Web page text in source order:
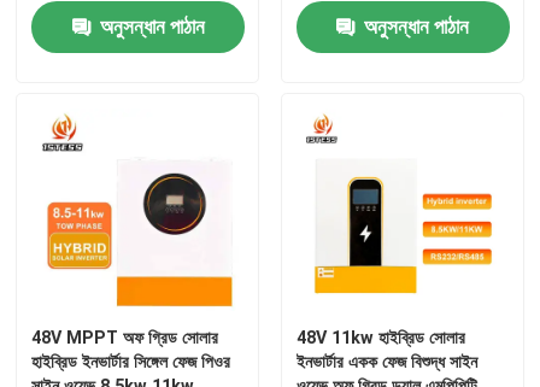
ফ্রিকোয়েন্সি ড্রাইভ ইনভার্টার
ক্রেনের জন্য ভেরিয়েবল ফ্রিকোয়েন্সি ড্রাইভ
পুনর্নবীকরণযোগ্য শক্তি সঞ্চয়কারী ইভি চার্জিং স্টেশন
সোলার অপ্টিমাইজার
অনুসন্ধান পাঠান অনুসন্ধান পাঠান
48V MPPT অফ গ্রিড সোলার
হাইব্রিড ইনভার্টার সিঙ্গেল ফেজ পিওর
48V 11kw হাইব্রিড সোলার
ইনভার্টার একক ফেজ বিশুদ্ধ সাইন